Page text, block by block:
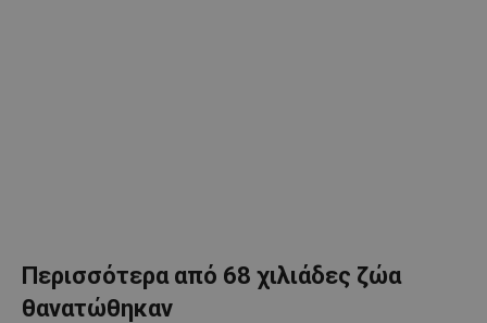
Περισσότερα από 68 χιλιάδες ζώα
θανατώθηκαν